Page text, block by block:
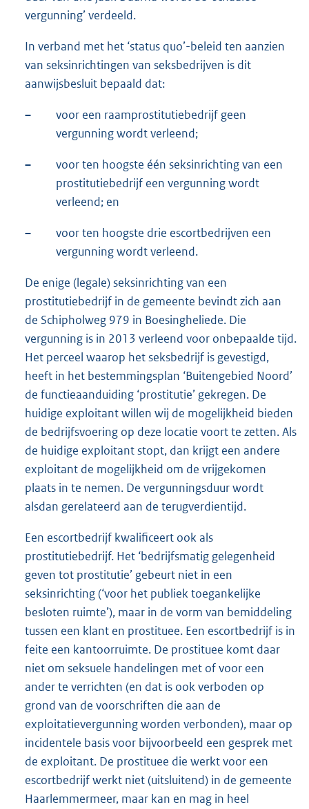
vergunning’ verdeeld.
In verband met het ‘status quo’-beleid ten aanzien
van seksinrichtingen van seksbedrijven is dit
aanwijsbesluit bepaald dat:
–
voor een raamprostitutiebedrijf geen
vergunning wordt verleend;
–
voor ten hoogste één seksinrichting van een
prostitutiebedrijf een vergunning wordt
verleend; en
–
voor ten hoogste drie escortbedrijven een
vergunning wordt verleend.
De enige (legale) seksinrichting van een
prostitutiebedrijf in de gemeente bevindt zich aan
de Schipholweg 979 in Boesingheliede. Die
vergunning is in 2013 verleend voor onbepaalde tijd.
Het perceel waarop het seksbedrijf is gevestigd,
heeft in het bestemmingsplan ‘Buitengebied Noord’
de functieaanduiding ‘prostitutie’ gekregen. De
huidige exploitant willen wij de mogelijkheid bieden
de bedrijfsvoering op deze locatie voort te zetten. Als
de huidige exploitant stopt, dan krijgt een andere
exploitant de mogelijkheid om de vrijgekomen
plaats in te nemen. De vergunningsduur wordt
alsdan gerelateerd aan de terugverdientijd.
Een escortbedrijf kwalificeert ook als
prostitutiebedrijf. Het ‘bedrijfsmatig gelegenheid
geven tot prostitutie’ gebeurt niet in een
seksinrichting (‘voor het publiek toegankelijke
besloten ruimte’), maar in de vorm van bemiddeling
tussen een klant en prostituee. Een escortbedrijf is in
feite een kantoorruimte. De prostituee komt daar
niet om seksuele handelingen met of voor een
ander te verrichten (en dat is ook verboden op
grond van de voorschriften die aan de
exploitatievergunning worden verbonden), maar op
incidentele basis voor bijvoorbeeld een gesprek met
de exploitant. De prostituee die werkt voor een
escortbedrijf werkt niet (uitsluitend) in de gemeente
Haarlemmermeer, maar kan en mag in heel